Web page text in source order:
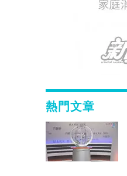
熱門文章